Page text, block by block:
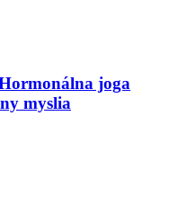
joga
myslia